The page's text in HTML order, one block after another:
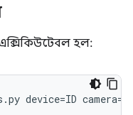
এক্সিকিউটেবল হল:
.py device=ID camera=